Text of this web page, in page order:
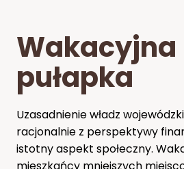
Wakacyjna
pułapka
Uzasadnienie władz
racjonalnie z perspektywy
istotny aspekt społeczny.